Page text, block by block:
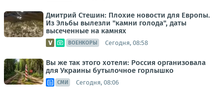
Дмитрий Стешин: Плохие новости для Европы.
Из Эльбы вылезли "камни голода", даты
высеченные на камнях
ВОЕНКОРЫ Сегодня, 08:58
Вы же так этого хотели: Россия организовала
для Украины бутылочное горлышко
СМИ Сегодня, 08:06